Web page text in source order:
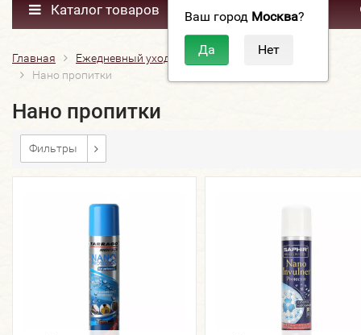
Ваш город Москва?
Каталог товаров
Главная Ежедневный уход
Защитные пропитки
Нано пропитки
Нано пропитки
Фильтры